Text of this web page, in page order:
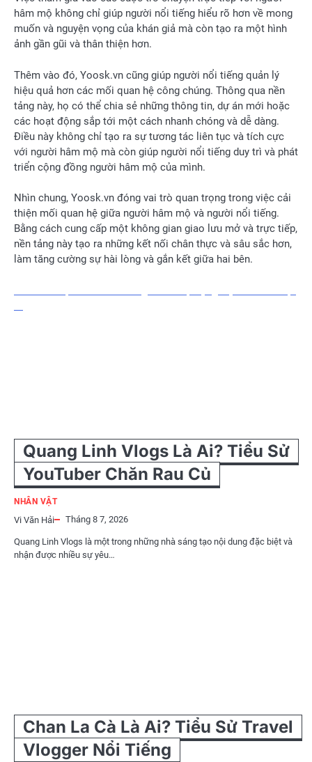
hâm mộ không chỉ giúp người nổi tiếng hiểu rõ hơn về mong
muốn và nguyện vọng của khán giả mà còn tạo ra một hình
ảnh gần gũi và thân thiện hơn.
Thêm vào đó, Yoosk.vn cũng giúp người nổi tiếng quản lý
hiệu quả hơn các mối quan hệ công chúng. Thông qua nền
tảng này, họ có thể chia sẻ những thông tin, dự án mới hoặc
các hoạt động sắp tới một cách nhanh chóng và dễ dàng.
Điều này không chỉ tạo ra sự tương tác liên tục và tích cực
với người hâm mộ mà còn giúp người nổi tiếng duy trì và phát
triển cộng đồng người hâm mộ của mình.
Nhìn chung, Yoosk.vn đóng vai trò quan trọng trong việc cải
thiện mối quan hệ giữa người hâm mộ và người nổi tiếng.
Bằng cách cung cấp một không gian giao lưu mở và trực tiếp,
nền tảng này tạo ra những kết nối chân thực và sâu sắc hơn,
làm tăng cường sự hài lòng và gắn kết giữa hai bên.
Quang Linh Vlogs Là Ai? Tiểu Sử
YouTuber Chăn Rau Củ
NHÂN VẬT
Vi Văn Hải Tháng 8 7, 2026
Quang Linh Vlogs là một trong những nhà sáng tạo nội dung đặc biệt và
nhận được nhiều sự yêu…
Chan La Cà Là Ai? Tiểu Sử Travel
Vlogger Nổi Tiếng